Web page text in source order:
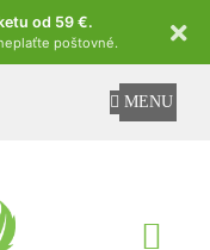
od 59 €.
poštovné.